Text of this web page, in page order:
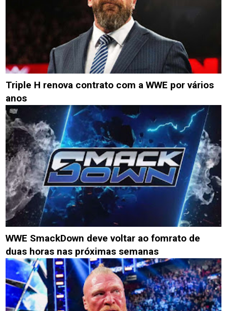
Triple H renova contrato com a WWE por vários
anos
WWE SmackDown deve voltar ao fomrato de
duas horas nas próximas semanas